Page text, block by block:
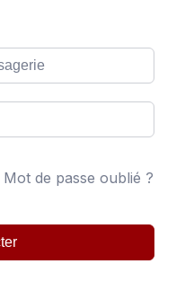
Mot de passe oublié ?